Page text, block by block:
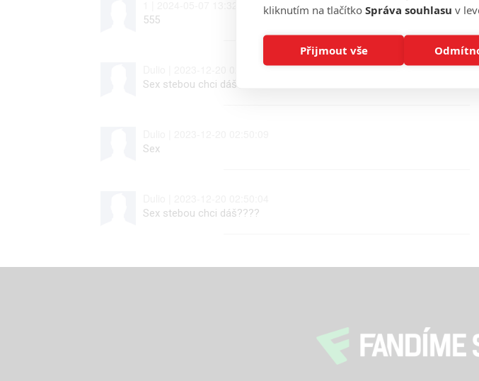
555
Dulio | 2023-12-20 02:51:04
Sex stebou chci dáš????
Sex
Sex stebou chci dáš????
kliknutím na tlačítko Správa souhlasu v
Přijmout vše